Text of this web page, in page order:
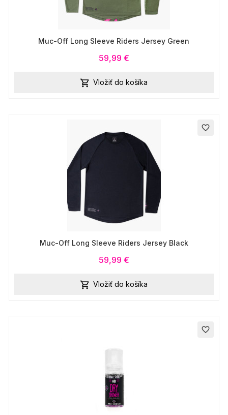
Muc-Off Long Sleeve Riders Jersey Green
59,99 €
 Vložiť do košíka
favorite_border
Muc-Off Long Sleeve Riders Jersey Black
59,99 €
 Vložiť do košíka
favorite_border